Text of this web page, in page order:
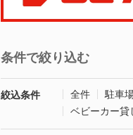
条件で絞り込む
絞込条件 全件 駐車
ベビーカー貸